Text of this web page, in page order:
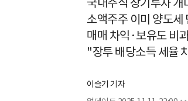
소액주주 이미 양도세
매매 차익·보유도 비
"장투 배당소득 세율
이슬기 기자